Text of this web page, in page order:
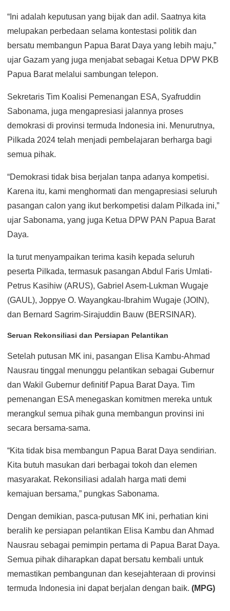
“Ini adalah keputusan yang bijak dan adil. Saatnya kita
melupakan perbedaan selama kontestasi politik dan
bersatu membangun Papua Barat Daya yang lebih maju,”
ujar Gazam yang juga menjabat sebagai Ketua DPW PKB
Papua Barat melalui sambungan telepon.
Sekretaris Tim Koalisi Pemenangan ESA, Syafruddin
Sabonama, juga mengapresiasi jalannya proses
demokrasi di provinsi termuda Indonesia ini. Menurutnya,
Pilkada 2024 telah menjadi pembelajaran berharga bagi
semua pihak.
“Demokrasi tidak bisa berjalan tanpa adanya kompetisi.
Karena itu, kami menghormati dan mengapresiasi seluruh
pasangan calon yang ikut berkompetisi dalam Pilkada ini,”
ujar Sabonama, yang juga Ketua DPW PAN Papua Barat
Daya.
Ia turut menyampaikan terima kasih kepada seluruh
peserta Pilkada, termasuk pasangan Abdul Faris Umlati-
Petrus Kasihiw (ARUS), Gabriel Asem-Lukman Wugaje
(GAUL), Joppye O. Wayangkau-Ibrahim Wugaje (JOIN),
dan Bernard Sagrim-Sirajuddin Bauw (BERSINAR).
Seruan Rekonsiliasi dan Persiapan Pelantikan
Setelah putusan MK ini, pasangan Elisa Kambu-Ahmad
Nausrau tinggal menunggu pelantikan sebagai Gubernur
dan Wakil Gubernur definitif Papua Barat Daya. Tim
pemenangan ESA menegaskan komitmen mereka untuk
merangkul semua pihak guna membangun provinsi ini
secara bersama-sama.
“Kita tidak bisa membangun Papua Barat Daya sendirian.
Kita butuh masukan dari berbagai tokoh dan elemen
masyarakat. Rekonsiliasi adalah harga mati demi
kemajuan bersama,” pungkas Sabonama.
Dengan demikian, pasca-putusan MK ini, perhatian kini
beralih ke persiapan pelantikan Elisa Kambu dan Ahmad
Nausrau sebagai pemimpin pertama di Papua Barat Daya.
Semua pihak diharapkan dapat bersatu kembali untuk
memastikan pembangunan dan kesejahteraan di provinsi
termuda Indonesia ini dapat berjalan dengan baik. (MPG)